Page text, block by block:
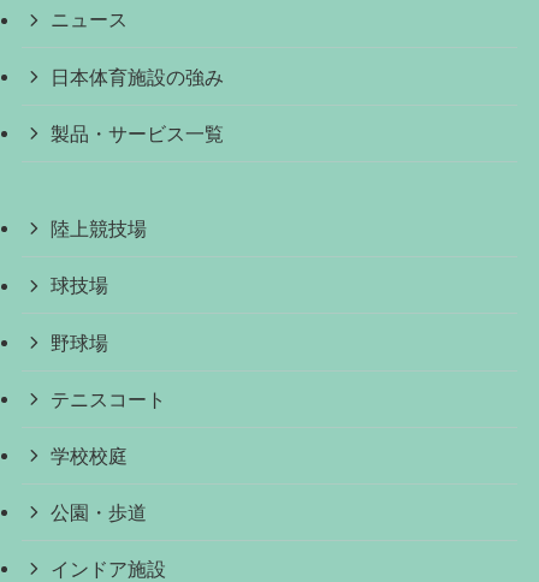
ニュース
日本体育施設の強み
製品・サービス一覧
陸上競技場
球技場
野球場
テニスコート
学校校庭
公園・歩道
インドア施設